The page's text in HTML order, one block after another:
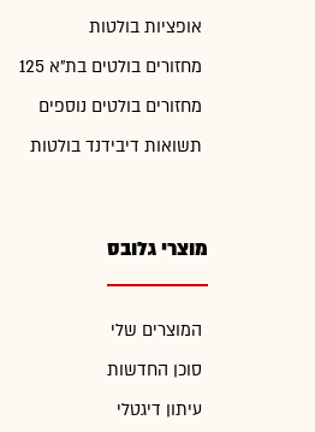
אופציות בולטות
מחזורים בולטים בת"א 125
מחזורים בולטים נוספים
תשואות דיבידנד בולטות
מוצרי גלובס
המוצרים שלי
סוכן החדשות
עיתון דיגטלי